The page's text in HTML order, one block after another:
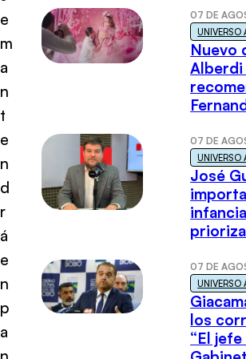
e
m
a
n
t
e
n
d
r
á
e
n
p
a
07 DE
UNIVERSO
Nuevo
Alberdi
07 DE
UNIVERSO
José
07 DE
UNIVERSO
los
“El